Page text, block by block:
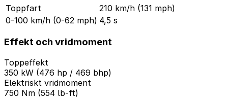
Toppfart
210 km/h (131 mph)
0-100 km/h (0-62 mph) 4,5 s
Effekt och vridmoment
Toppeffekt
350 kW (476 hp / 469 bhp)
Elektriskt vridmoment
750 Nm (554 lb-ft)